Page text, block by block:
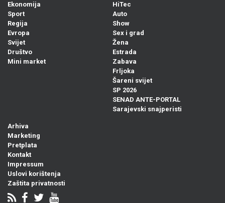
Ekonomija
Sport
Regija
Evropa
Svijet
Društvo
Mini market
HiTec
Auto
Show
Sex i grad
Žena
Estrada
Zabava
Frljoka
Šareni svijet
SP 2026
SENAD ANTE-PORTAL
Sarajevski snajperisti
Arhiva
Marketing
Pretplata
Kontakt
Impressum
Uslovi korištenja
Zaštita privatnosti